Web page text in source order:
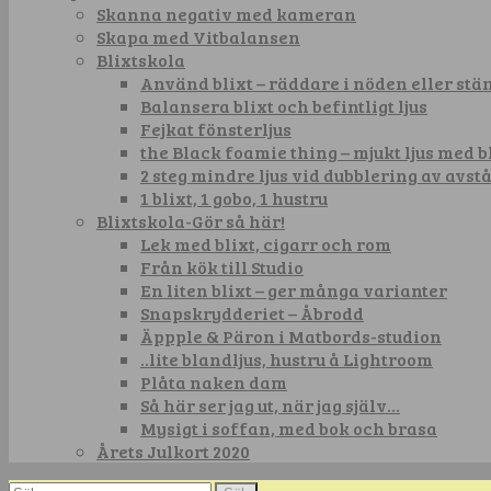
Skanna negativ med kameran
Skapa med Vitbalansen
Blixtskola
Använd blixt – räddare i nöden eller
Balansera blixt och befintligt ljus
Fejkat fönsterljus
the Black foamie thing – mjukt ljus med
2 steg mindre ljus vid dubblering av
1 blixt, 1 gobo, 1 hustru
Blixtskola-Gör så här!
Lek med blixt, cigarr och rom
Från kök till Studio
En liten blixt – ger många varianter
Snapskrydderiet – Åbrodd
Äppple & Päron i Matbords-studion
..lite blandljus, hustru å Lightroom
Plåta naken dam
Så här ser jag ut, när jag själv…
Mysigt i soffan, med bok och brasa
Årets Julkort 2020